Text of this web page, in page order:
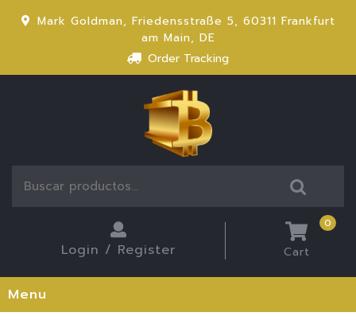
Mark Goldman, Friedensstraße 5, 60311 Frankfurt
am Main, DE
Order Tracking
Login / Register Cart
0
Menu